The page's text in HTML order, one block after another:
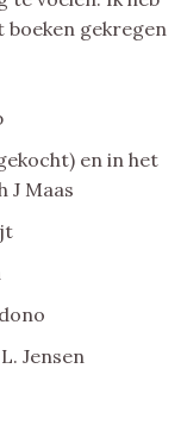
boeken gekregen
en in het
J Maas
Jensen